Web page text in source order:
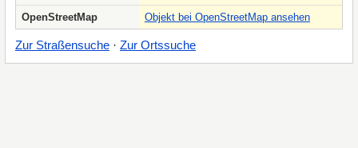
OpenStreetMap
Objekt bei OpenStreetMap ansehen
Zur Straßensuche · Zur Ortssuche